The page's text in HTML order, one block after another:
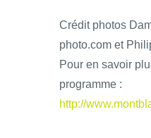
Crédit photos
photo.com et
Pour en savoir
programme :
http://